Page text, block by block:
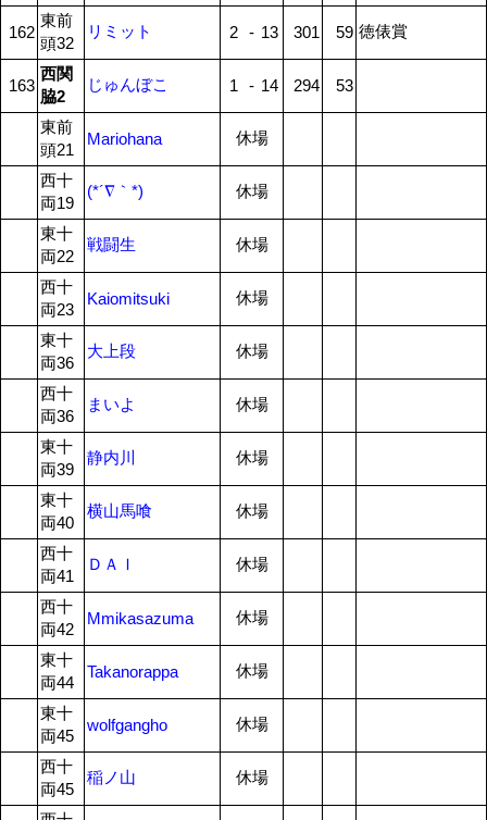
162
東前
頭32
リミット 2 - 13 301 59 徳俵賞
163
西関
脇2
じゅんぼこ 1 - 14 294 53
東前
頭21
Mariohana 休場
西十
両19
(*´∇｀*) 休場
東十
両22
戦闘生 休場
西十
両23
Kaiomitsuki 休場
東十
両36
大上段 休場
西十
両36
まいよ 休場
東十
両39
静内川 休場
東十
両40
横山馬喰 休場
西十
両41
ＤＡＩ 休場
西十
両42
Mmikasazuma 休場
東十
両44
Takanorappa 休場
東十
両45
wolfgangho 休場
西十
両45
稲ノ山 休場